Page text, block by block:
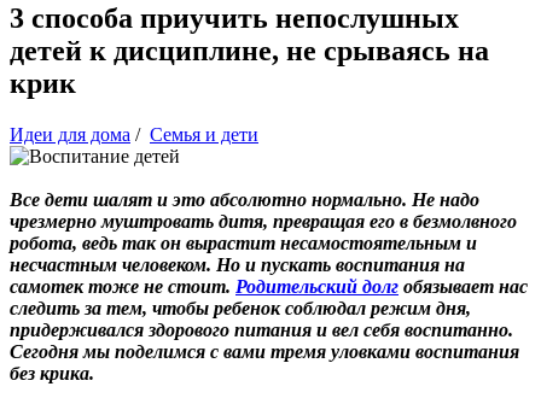
3 способа приучить непослушных
детей к дисциплине, не срываясь на
крик
Идеи для дома / Семья и дети
Все дети шалят и это абсолютно нормально. Не надо
чрезмерно муштровать дитя, превращая его в безмолвного
робота, ведь так он вырастит несамостоятельным и
несчастным человеком. Но и пускать воспитания на
самотек тоже не стоит. Родительский долг обязывает нас
следить за тем, чтобы ребенок соблюдал режим дня,
придерживался здорового питания и вел себя воспитанно.
Сегодня мы поделимся с вами тремя уловками воспитания
без крика.